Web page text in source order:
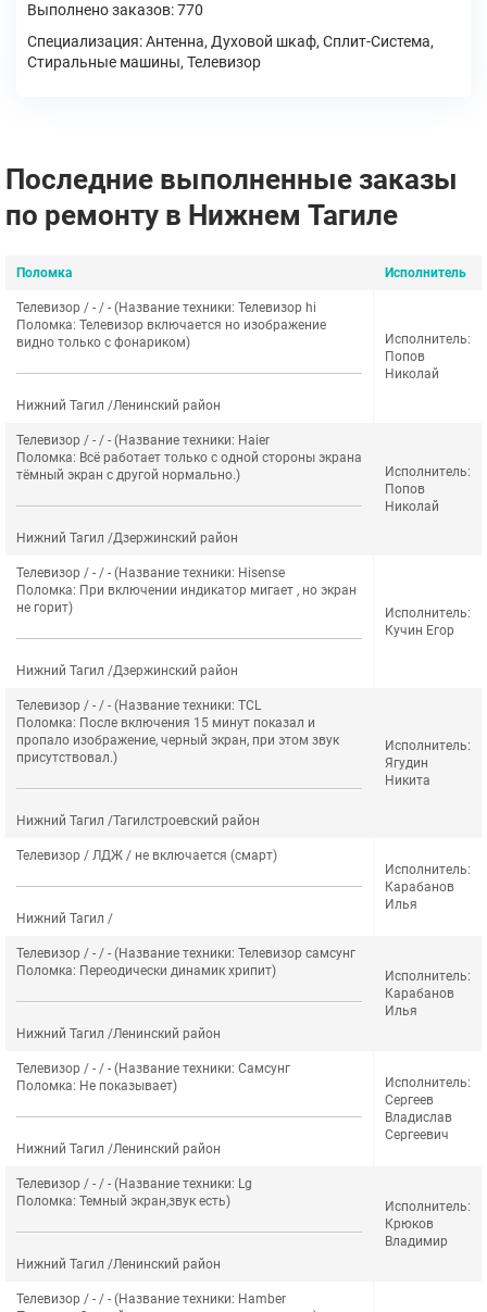
Выполнено заказов: 770
Специализация: Антенна, Духовой шкаф, Сплит-Система,
Стиральные машины, Телевизор
Последние выполненные заказы
по ремонту в Нижнем Тагиле
Поломка Исполнитель
Телевизор / - / - (Название техники: Телевизор hi
Поломка: Телевизор включается но изображение
видно только с фонариком)
Нижний Тагил /Ленинский район
Исполнитель:
Попов
Николай
Телевизор / - / - (Название техники: Haier
Поломка: Всё работает только с одной стороны экрана
тёмный экран с другой нормально.)
Нижний Тагил /Дзержинский район
Исполнитель:
Попов
Николай
Телевизор / - / - (Название техники: Hisense
Поломка: При включении индикатор мигает , но экран
не горит)
Нижний Тагил /Дзержинский район
Исполнитель:
Кучин Егор
Телевизор / - / - (Название техники: ТCL
Поломка: После включения 15 минут показал и
пропало изображение, черный экран, при этом звук
присутствовал.)
Нижний Тагил /Тагилстроевский район
Исполнитель:
Ягудин
Никита
Телевизор / ЛДЖ / не включается (смарт)
Нижний Тагил /
Исполнитель:
Карабанов
Илья
Телевизор / - / - (Название техники: Телевизор самсунг
Поломка: Переодически динамик хрипит)
Нижний Тагил /Ленинский район
Исполнитель:
Карабанов
Илья
Телевизор / - / - (Название техники: Самсунг
Поломка: Не показывает)
Нижний Тагил /Ленинский район
Исполнитель:
Сергеев
Владислав
Сергеевич
Телевизор / - / - (Название техники: Lg
Поломка: Темный экран,звук есть)
Нижний Тагил /Ленинский район
Исполнитель:
Крюков
Владимир
Телевизор / - / - (Название техники: Нamber